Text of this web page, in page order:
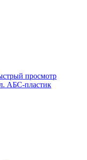
просмотр
АБС-пластик